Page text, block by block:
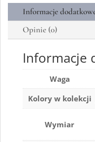
Informacje
Opinie (0)
Informacje
Waga
Kolory w kolekcji
Wymiar